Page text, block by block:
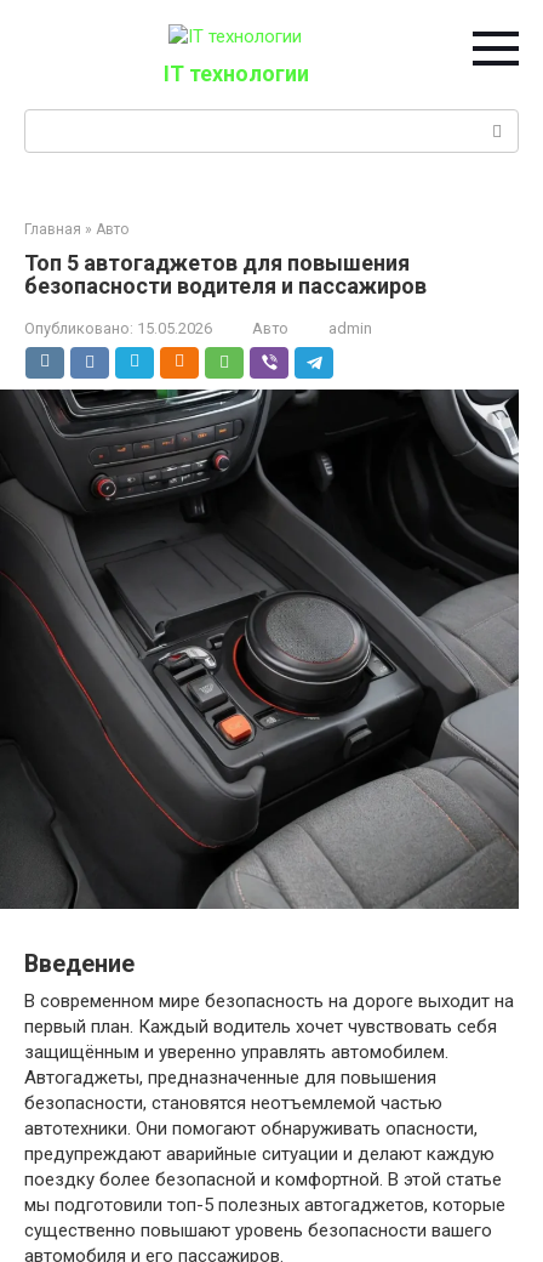
IT технологии
Главная » Авто
Топ 5 автогаджетов для повышения
безопасности водителя и пассажиров
Опубликовано: 15.05.2026 Авто admin
Введение
В современном мире безопасность на дороге выходит на
первый план. Каждый водитель хочет чувствовать себя
защищённым и уверенно управлять автомобилем.
Автогаджеты, предназначенные для повышения
безопасности, становятся неотъемлемой частью
автотехники. Они помогают обнаруживать опасности,
предупреждают аварийные ситуации и делают каждую
поездку более безопасной и комфортной. В этой статье
мы подготовили топ-5 полезных автогаджетов, которые
существенно повышают уровень безопасности вашего
автомобиля и его пассажиров.